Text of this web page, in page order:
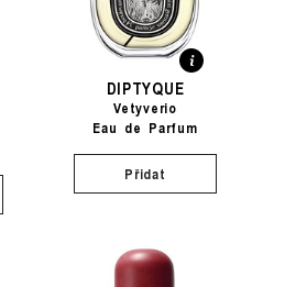
DIPTYQUE
Vetyverio
Eau de Parfum
Přidat